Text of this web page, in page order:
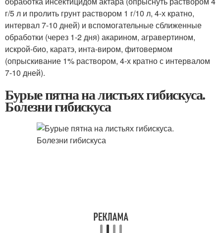
г/5 л и пролить грунт раствором 1 г/10 л, 4-х кратно,
интервал 7-10 дней) и вспомогательные сближенные
обработки (через 1-2 дня) акарином, агравертином,
искрой-био, каратэ, инта-виром, фитовермом
(опрыскивание 1% раствором, 4-х кратно с интервалом
7-10 дней).
Бурые пятна на листьях гибискуса.
Болезни гибискуса